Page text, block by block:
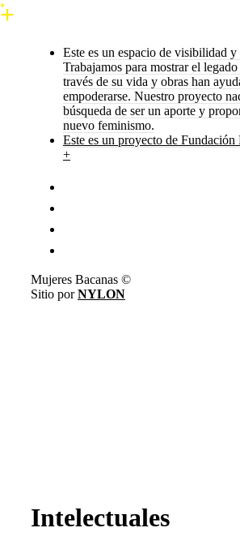
Este es un espacio de visibilidad y
Trabajamos para mostrar el
través de su vida y obras han
empoderarse. Nuestro proyecto
búsqueda de ser un aporte y
nuevo feminismo.
Este es un proyecto de Fundación
+
Mujeres Bacanas ©
Sitio porNYLON
Intelectuales